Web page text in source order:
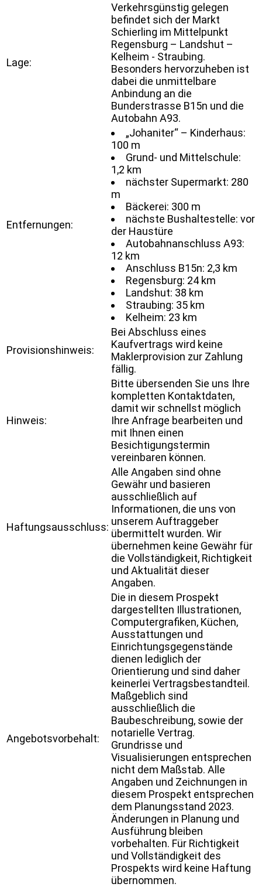
Lage:
Verkehrsgünstig gelegen
befindet sich der Markt
Schierling im Mittelpunkt
Regensburg – Landshut –
Kelheim - Straubing.
Besonders hervorzuheben ist
dabei die unmittelbare
Anbindung an die
Bunderstrasse B15n und die
Autobahn A93.
Entfernungen:
„Johaniter“ – Kinderhaus:
100 m
Grund- und Mittelschule:
1,2 km
nächster Supermarkt: 280
m
Bäckerei: 300 m
nächste Bushaltestelle: vor
der Haustüre
Autobahnanschluss A93:
12 km
Anschluss B15n: 2,3 km
Regensburg: 24 km
Landshut: 38 km
Straubing: 35 km
Kelheim: 23 km
Provisionshinweis:
Bei Abschluss eines
Kaufvertrags wird keine
Maklerprovision zur Zahlung
fällig.
Hinweis:
Bitte übersenden Sie uns Ihre
kompletten Kontaktdaten,
damit wir schnellst möglich
Ihre Anfrage bearbeiten und
mit Ihnen einen
Besichtigungstermin
vereinbaren können.
Haftungsausschluss:
Alle Angaben sind ohne
Gewähr und basieren
ausschließlich auf
Informationen, die uns von
unserem Auftraggeber
übermittelt wurden. Wir
übernehmen keine Gewähr für
die Vollständigkeit, Richtigkeit
und Aktualität dieser
Angaben.
Angebotsvorbehalt:
Die in diesem Prospekt
dargestellten Illustrationen,
Computergrafiken, Küchen,
Ausstattungen und
Einrichtungsgegenstände
dienen lediglich der
Orientierung und sind daher
keinerlei Vertragsbestandteil.
Maßgeblich sind
ausschließlich die
Baubeschreibung, sowie der
notarielle Vertrag.
Grundrisse und
Visualisierungen entsprechen
nicht dem Maßstab. Alle
Angaben und Zeichnungen in
diesem Prospekt entsprechen
dem Planungsstand 2023.
Änderungen in Planung und
Ausführung bleiben
vorbehalten. Für Richtigkeit
und Vollständigkeit des
Prospekts wird keine Haftung
übernommen.